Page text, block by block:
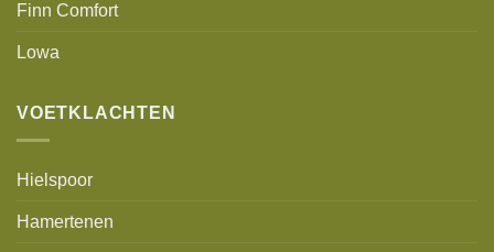
Finn Comfort
Lowa
VOETKLACHTEN
Hielspoor
Hamertenen